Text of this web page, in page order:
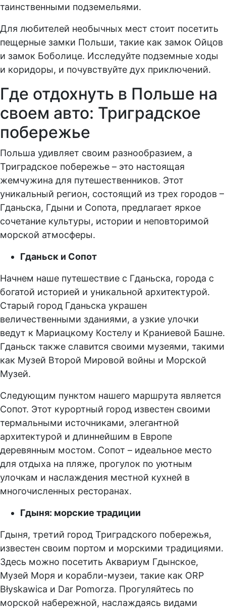
таинственными подземельями.
Для любителей необычных мест стоит посетить
пещерные замки Польши, такие как замок Ойцов
и замок Боболице. Исследуйте подземные ходы
и коридоры, и почувствуйте дух приключений.
Где отдохнуть в Польше на
своем авто: Триградское
побережье
Польша удивляет своим разнообразием, а
Триградское побережье – это настоящая
жемчужина для путешественников. Этот
уникальный регион, состоящий из трех городов –
Гданьска, Гдыни и Сопота, предлагает яркое
сочетание культуры, истории и неповторимой
морской атмосферы.
Гданьск и Сопот
Начнем наше путешествие с Гданьска, города с
богатой историей и уникальной архитектурой.
Старый город Гданьска украшен
величественными зданиями, а узкие улочки
ведут к Мариацкому Костелу и Краниевой Башне.
Гданьск также славится своими музеями, такими
как Музей Второй Мировой войны и Морской
Музей.
Следующим пунктом нашего маршрута является
Сопот. Этот курортный город известен своими
термальными источниками, элегантной
архитектурой и длиннейшим в Европе
деревянным мостом. Сопот – идеальное место
для отдыха на пляже, прогулок по уютным
улочкам и наслаждения местной кухней в
многочисленных ресторанах.
Гдыня: морские традиции
Гдыня, третий город Триградского побережья,
известен своим портом и морскими традициями.
Здесь можно посетить Аквариум Гдынское,
Музей Моря и корабли-музеи, такие как ORP
Błyskawica и Dar Pomorza. Прогуляйтесь по
морской набережной, наслаждаясь видами